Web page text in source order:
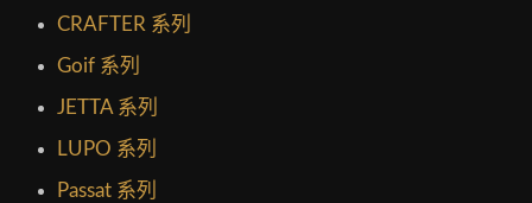
CRAFTER 系列
Goif 系列
JETTA 系列
LUPO 系列
Passat 系列